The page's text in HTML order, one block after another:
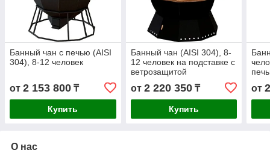
Банный чан с печью (AISI
304), 8-12 человек
от 2 153 800 ₸
Купить
Банный чан (AISI 304), 8-
12 человек на подставке с
ветрозащитой
от 2 220 350₸
Купить
от
О нас